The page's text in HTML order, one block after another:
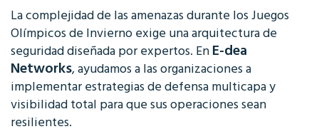
La complejidad de las amenazas durante los Juegos
Olímpicos de Invierno exige una arquitectura de
seguridad diseñada por expertos. EnE-dea
Networks, ayudamos a las organizaciones a
implementar estrategias de defensa multicapa y
visibilidad total para que sus operaciones sean
resilientes.